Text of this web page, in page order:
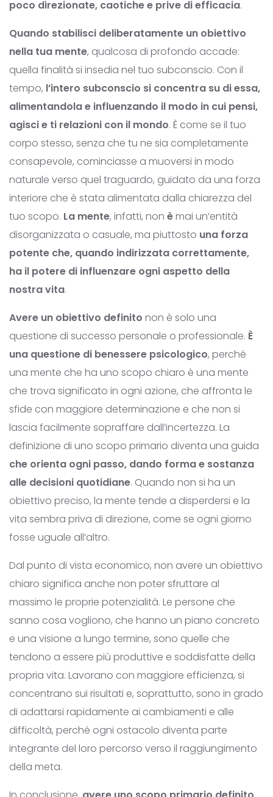
poco direzionate, caotiche e prive di efficacia.
Quando stabilisci deliberatamente un obiettivo
nella tua mente, qualcosa di profondo accade:
quella finalità si insedia nel tuo subconscio. Con il
tempo, l’intero subconscio si concentra su di essa,
alimentandola e influenzando il modo in cui pensi,
agisci e ti relazioni con il mondo. È come se il tuo
corpo stesso, senza che tu ne sia completamente
consapevole, cominciasse a muoversi in modo
naturale verso quel traguardo, guidato da una forza
interiore che è stata alimentata dalla chiarezza del
tuo scopo. La mente, infatti, non èmai un’entità
disorganizzata o casuale, ma piuttosto una forza
potente che, quando indirizzata correttamente,
ha il potere di influenzare ogni aspetto della
nostra vita.
Avere un obiettivo definito non è solo una
questione di successo personale o professionale. È
una questione di benessere psicologico, perché
una mente che ha uno scopo chiaro è una mente
che trova significato in ogni azione, che affronta le
sfide con maggiore determinazione e che non si
lascia facilmente sopraffare dall’incertezza. La
definizione di uno scopo primario diventa una guida
che orienta ogni passo, dando forma e sostanza
alle decisioni quotidiane. Quando non si ha un
obiettivo preciso, la mente tende a disperdersi e la
vita sembra priva di direzione, come se ogni giorno
fosse uguale all’altro.
Dal punto di vista economico, non avere un obiettivo
chiaro significa anche non poter sfruttare al
massimo le proprie potenzialità. Le persone che
sanno cosa vogliono, che hanno un piano concreto
e una visione a lungo termine, sono quelle che
tendono a essere più produttive e soddisfatte della
propria vita. Lavorano con maggiore efficienza, si
concentrano sui risultati e, soprattutto, sono in grado
di adattarsi rapidamente ai cambiamenti e alle
difficoltà, perché ogni ostacolo diventa parte
integrante del loro percorso verso il raggiungimento
della meta.